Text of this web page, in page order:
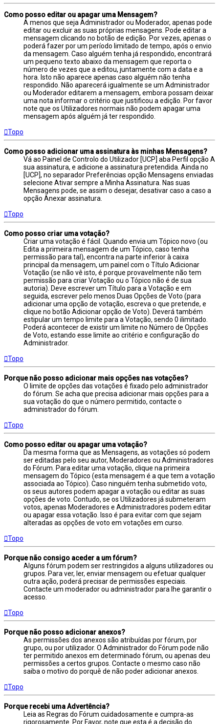
Como posso editar ou apagar uma Mensagem?
A menos que seja Administrador ou Moderador, apenas pode
editar ou excluir as suas próprias mensagens. Pode editar a
mensagem clicando no botão de edição. Por vezes, apenas o
poderá fazer por um período limitado de tempo, após o envio
da mensagem. Caso alguém tenha já respondido, encontrará
um pequeno texto abaixo da mensagem que reporta o
número de vezes que a editou, juntamente com a data e a
hora. Isto não aparece apenas caso alguém não tenha
respondido. Não aparecerá igualmente se um Administrador
ou Moderador editarem a mensagem, embora possam deixar
uma nota informar o critério que justificou a edição. Por favor
note que os Utilizadores normais não podem apagar uma
mensagem após alguém já ter respondido.
Topo
Como posso adicionar uma assinatura às minhas Mensagens?
Vá ao Painel de Controlo do Utilizador [UCP] aba Perfil opção A
sua assinatura, e adicione a assinatura pretendida. Ainda no
[UCP], no separador Preferências opção Mensagens enviadas
selecione Ativar sempre a Minha Assinatura. Nas suas
Mensagens pode, se assim o desejar, desativar caso a caso a
opção Anexar assinatura.
Topo
Como posso criar uma votação?
Criar uma votação é fácil. Quando envia um Tópico novo (ou
Edita a primeira mensagem de um Tópico, caso tenha
permissão para tal), encontra na parte inferior à caixa
principal da mensagem, um painel com o Título Adicionar
Votação (se não vê isto, é porque provavelmente não tem
permissão para criar Votação ou o Tópico não é de sua
autoria). Deve escrever um Título para a Votação e em
seguida, escrever pelo menos Duas Opções de Voto (para
adicionar uma opção de votação, escreva o que pretende, e
clique no botão Adicionar opção de Voto). Deverá também
estipular um tempo limite para a Votação, sendo 0 ilimitado.
Poderá acontecer de existir um limite no Número de Opções
de Voto, estando esse limite ao critério e configuração do
Administrador.
Topo
Porque não posso adicionar mais opções nas votações?
O limite de opções das votações é fixado pelo administrador
do fórum. Se acha que precisa adicionar mais opções para a
sua votação do que o número permitido, contacte o
administrador do fórum.
Topo
Como posso editar ou apagar uma votação?
Da mesma forma que as Mensagens, as votações só podem
ser editadas pelo seu autor, Moderadores ou Administradores
do Fórum. Para editar uma votação, clique na primeira
mensagem do Tópico (esta mensagem é a que tem a votação
associada ao Tópico). Caso ninguém tenha submetido voto,
os seus autores podem apagar a votação ou editar as suas
opções de voto. Contudo, se os Utilizadores já submeteram
votos, apenas Moderadores e Administradores podem editar
ou apagar essa votação. Isso é para evitar com que sejam
alteradas as opções de voto em votações em curso.
Topo
Porque não consigo aceder a um fórum?
Alguns fórum podem ser restringidos a alguns utilizadores ou
grupos. Para ver, ler, enviar mensagem ou efetuar qualquer
outra ação, poderá precisar de permissões especiais.
Contacte um moderador ou administrador para lhe garantir o
acesso.
Topo
Porque não posso adicionar anexos?
As permissões dos anexos são atribuídas por fórum, por
grupo, ou por utilizador. O Administrador do Fórum pode não
ter permitido anexos em determinado fórum, ou apenas deu
permissões a certos grupos. Contacte o mesmo caso não
saiba o motivo do porquê de não poder adicionar anexos.
Topo
Porque recebi uma Advertência?
Leia as Regras do Fórum cuidadosamente e cumpra-as
rigorosamente. Por Favor, note que esta é a decisão do